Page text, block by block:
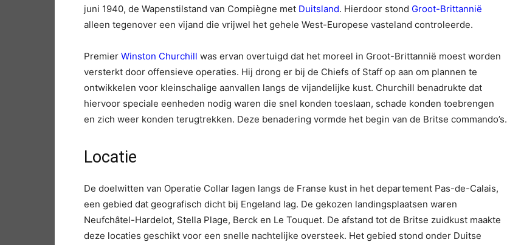
juni 1940, de Wapenstilstand van Compiègne met Duitsland. Hierdoor stond Groot-Brittannië
alleen tegenover een vijand die vrijwel het gehele West-Europese vasteland controleerde.
Premier Winston Churchill was ervan overtuigd dat het moreel in Groot-Brittannië moest worden
versterkt door offensieve operaties. Hij drong er bij de Chiefs of Staff op aan om plannen te
ontwikkelen voor kleinschalige aanvallen langs de vijandelijke kust. Churchill benadrukte dat
hiervoor speciale eenheden nodig waren die snel konden toeslaan, schade konden toebrengen
en zich weer konden terugtrekken. Deze benadering vormde het begin van de Britse commando’s.
Locatie
De doelwitten van Operatie Collar lagen langs de Franse kust in het departement Pas-de-Calais,
een gebied dat geografisch dicht bij Engeland lag. De gekozen landingsplaatsen waren
Neufchâtel-Hardelot, Stella Plage, Berck en Le Touquet. De afstand tot de Britse zuidkust maakte
deze locaties geschikt voor een snelle nachtelijke oversteek. Het gebied stond onder Duitse